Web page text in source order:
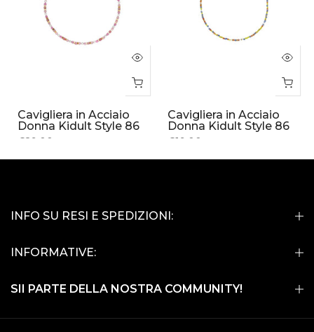
Cavigliera in Acciaio
Donna Kidult Style 86
€29.00
Cavigliera in Acciaio
Donna Kidult Style 86
€19.00
INFO SU RESI E SPEDIZIONI:
INFORMATIVE:
SII PARTE DELLA NOSTRA COMMUNITY!